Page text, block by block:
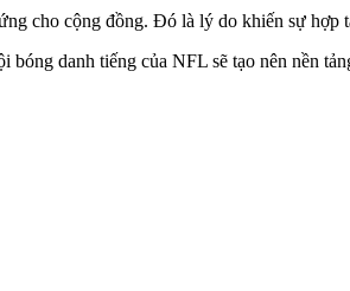
cho cộng đồng. Đó là lý do khiến sự hợp
danh tiếng của NFL sẽ tạo nên nền